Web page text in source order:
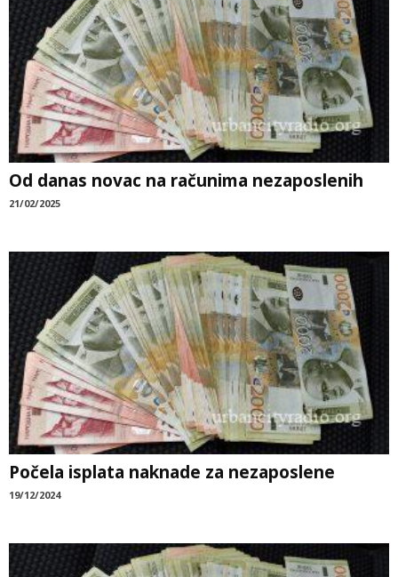
Od danas novac na računima nezaposlenih
21/02/2025
Počela isplata naknade za nezaposlene
19/12/2024